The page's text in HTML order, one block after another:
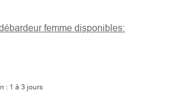
femme disponibles:
: 1 à 3 jours